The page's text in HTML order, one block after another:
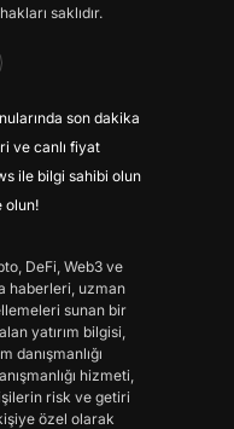
saklıdır.
son dakika
ve canlı fiyat
ile bilgi sahibi olun
olun!
DeFi, Web3 ve
haberleri, uzman
sunan bir
yatırım bilgisi,
danışmanlığı
hizmeti,
risk ve getiri
özel olarak